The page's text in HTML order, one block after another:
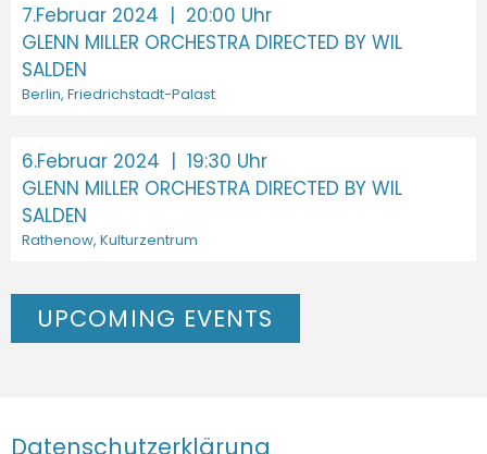
7.Februar 2024 | 20:00 Uhr
GLENN MILLER ORCHESTRA DIRECTED BY WIL
SALDEN
Berlin, Friedrichstadt-Palast
6.Februar 2024 | 19:30 Uhr
GLENN MILLER ORCHESTRA DIRECTED BY WIL
SALDEN
Rathenow, Kulturzentrum
UPCOMING EVENTS
Datenschutzerklärung